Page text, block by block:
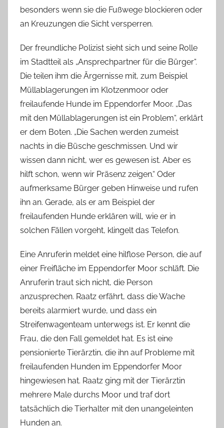
besonders wenn sie die Fußwege blockieren oder
an Kreuzungen die Sicht versperren.
Der freundliche Polizist sieht sich und seine Rolle
im Stadtteil als „Ansprechpartner für die Bürger“.
Die teilen ihm die Ärgernisse mit, zum Beispiel
Müllablagerungen im Klotzenmoor oder
freilaufende Hunde im Eppendorfer Moor. „Das
mit den Müllablagerungen ist ein Problem“, erklärt
er dem Boten. „Die Sachen werden zumeist
nachts in die Büsche geschmissen. Und wir
wissen dann nicht, wer es gewesen ist. Aber es
hilft schon, wenn wir Präsenz zeigen.“ Oder
aufmerksame Bürger geben Hinweise und rufen
ihn an. Gerade, als er am Beispiel der
freilaufenden Hunde erklären will, wie er in
solchen Fällen vorgeht, klingelt das Telefon.
Eine Anruferin meldet eine hilflose Person, die auf
einer Freifläche im Eppendorfer Moor schläft. Die
Anruferin traut sich nicht, die Person
anzusprechen. Raatz erfährt, dass die Wache
bereits alarmiert wurde, und dass ein
Streifenwagenteam unterwegs ist. Er kennt die
Frau, die den Fall gemeldet hat. Es ist eine
pensionierte Tierärztin, die ihn auf Probleme mit
freilaufenden Hunden im Eppendorfer Moor
hingewiesen hat. Raatz ging mit der Tierärztin
mehrere Male durchs Moor und traf dort
tatsächlich die Tierhalter mit den unangeleinten
Hunden an.